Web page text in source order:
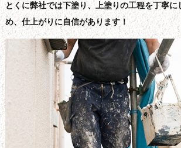
とくに弊社では下塗り、上塗りの工程を丁寧に
め、仕上がりに自信があります！